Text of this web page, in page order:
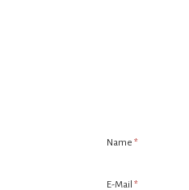
Name *
E-Mail *